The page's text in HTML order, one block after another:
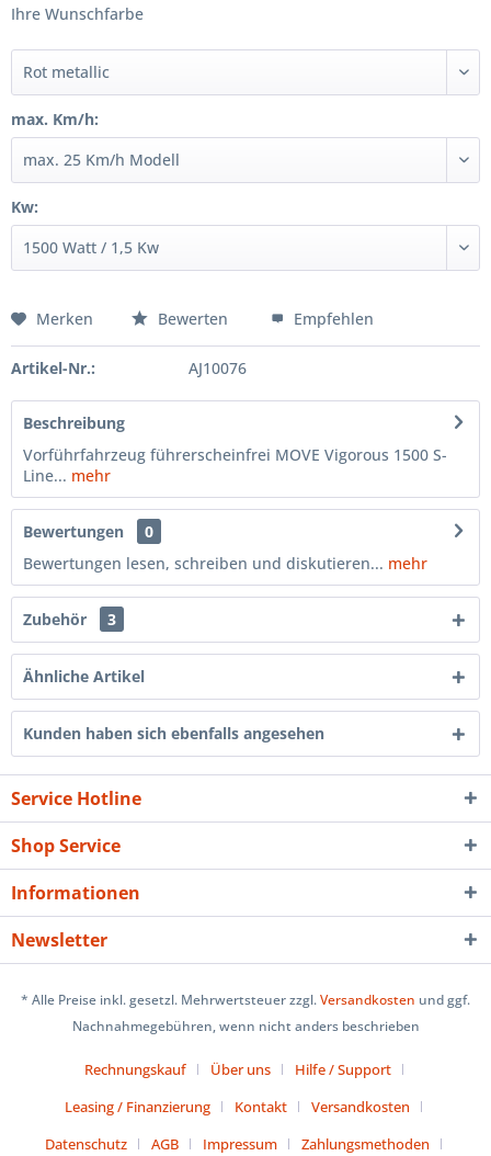
Ihre Wunschfarbe
max. Km/h:
Kw:
Merken Bewerten Empfehlen
Artikel-Nr.: AJ10076
Beschreibung
Vorführfahrzeug führerscheinfrei MOVE Vigorous 1500 S-
Line... mehr
Bewertungen
0
Bewertungen lesen, schreiben und diskutieren... mehr
Zubehör 3
Ähnliche Artikel
Kunden haben sich ebenfalls angesehen
Service Hotline
Shop Service
Informationen
Newsletter
* Alle Preise inkl. gesetzl. Mehrwertsteuer zzgl.Versandkosten und ggf.
Nachnahmegebühren, wenn nicht anders beschrieben
Rechnungskauf Über uns
Hilfe / Support
Leasing / Finanzierung
Kontakt
Versandkosten
Datenschutz
AGB Impressum Zahlungsmethoden